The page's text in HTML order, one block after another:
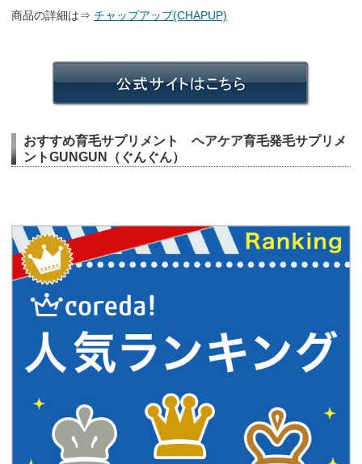
商品の詳細は⇒ チャップアップ(CHAPUP)
おすすめ育毛サプリメント ヘアケア育毛発毛サプリメ
ントGUNGUN（ぐんぐん）